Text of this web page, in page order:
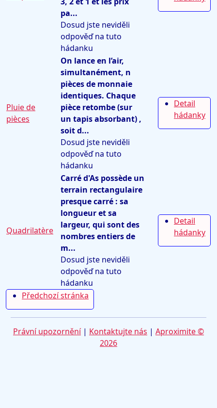
pa...
Dosud jste neviděli
odpověď na tuto
hádanku
Pluie de
pièces
On lance en l’air,
simultanément, n
pièces de monnaie
identiques. Chaque
pièce retombe (sur
un tapis absorbant) ,
soit d...
Dosud jste neviděli
odpověď na tuto
hádanku
Detail
hádanky
Quadrilatère
Carré d'As possède un
terrain rectangulaire
presque carré : sa
longueur et sa
largeur, qui sont des
nombres entiers de
m...
Dosud jste neviděli
odpověď na tuto
hádanku
Detail
hádanky
Předchozí stránka
Právní upozornění| Kontaktujte nás | Aproximite ©
2026